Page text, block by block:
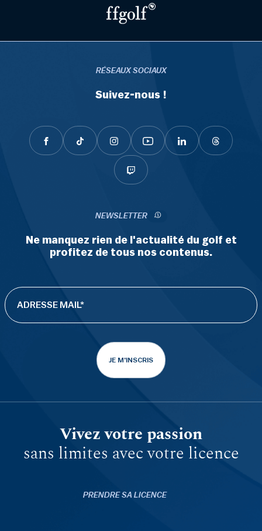
RÉSEAUX SOCIAUX
Suivez-nous !
NEWSLETTER
Ne manquez rien de l'actualité du golf et
profitez de tous nos contenus.
JE M'INSCRIS
Vivez votre passion
sans limites avec votre licence
PRENDRE SA LICENCE